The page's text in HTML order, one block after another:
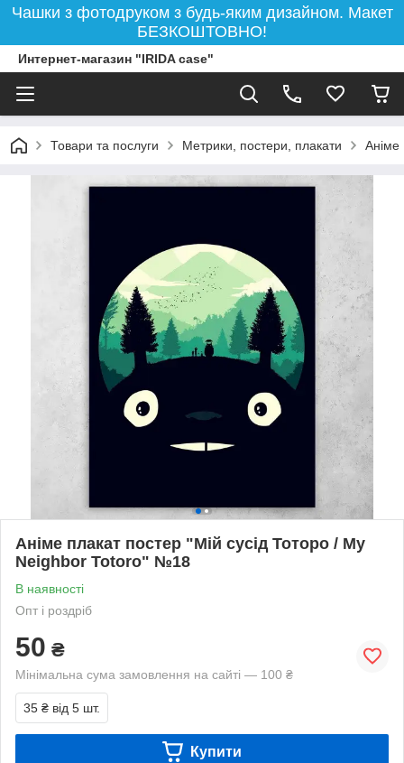
Чашки з фотодруком з будь-яким дизайном. Макет
БЕЗКОШТОВНО!
Интернет-магазин "IRIDA case"
Товари та послуги Метрики, постери, плакати Аніме
Аніме плакат постер "Мій сусід Тоторо / My
Neighbor Totoro" №18
В наявності
Опт і роздріб
50 ₴
Мінімальна сума замовлення на сайті — 100 ₴
35 ₴ від 5 шт.
Купити